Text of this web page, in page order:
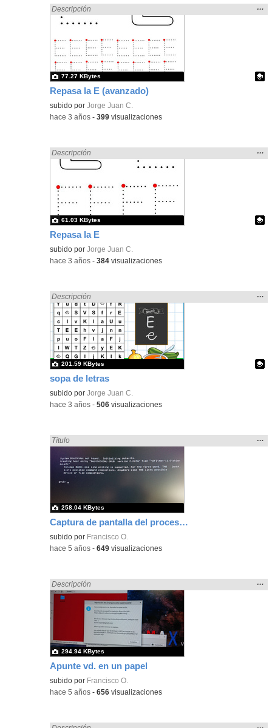
Repasa la E (avanzado)
Encontrado «pantalla» en:
Descripción
la
…
Contenido educativo.
subido porJorge Juan C.
77.27 KBytes
-hace 3 años -399 visualizaciones
Repasa la E
Encontrado «pantalla» en:
Descripción
la
…
Contenido educativo.
subido porJorge Juan C.
61.03 KBytes
-hace 3 años -384 visualizaciones
sopa de letras
Encontrado «pantalla» en:
Descripción
la
…
Contenido educativo.
subido porJorge Juan C.
201.59 KBytes
-hace 3 años -506 visualizaciones
Captura de pantalla del proceso de instalación de grub
Encontrado «pantalla» en:
Título
la
…
subido por Francisco O.
258.04 KBytes
-hace 5 años -649 visualizaciones
Apunte vd. en un papel
Encontrado «pantalla» en:
Descripción
la
…
subido por Francisco O.
294.94 KBytes
-hace 5 años -656 visualizaciones
…